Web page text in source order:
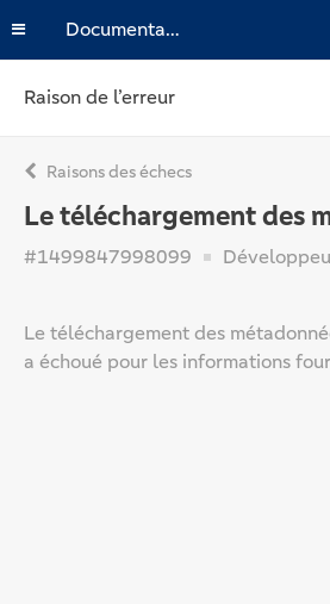
Documentation
Raison de l’erreur
Raisons des échecs
#1499847998099
Le téléchargement des
a échoué pour les informations